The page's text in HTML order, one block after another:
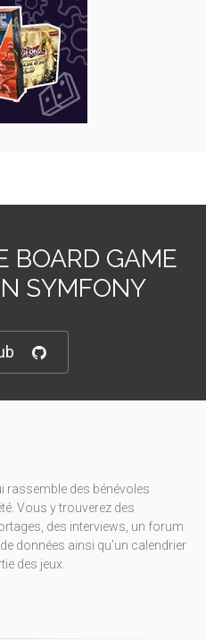
BOARD GAME
SYMFONY
rassemble des bénévoles
Vous y trouverez des
des interviews, un forum
données ainsi qu’un calendrier
des jeux.